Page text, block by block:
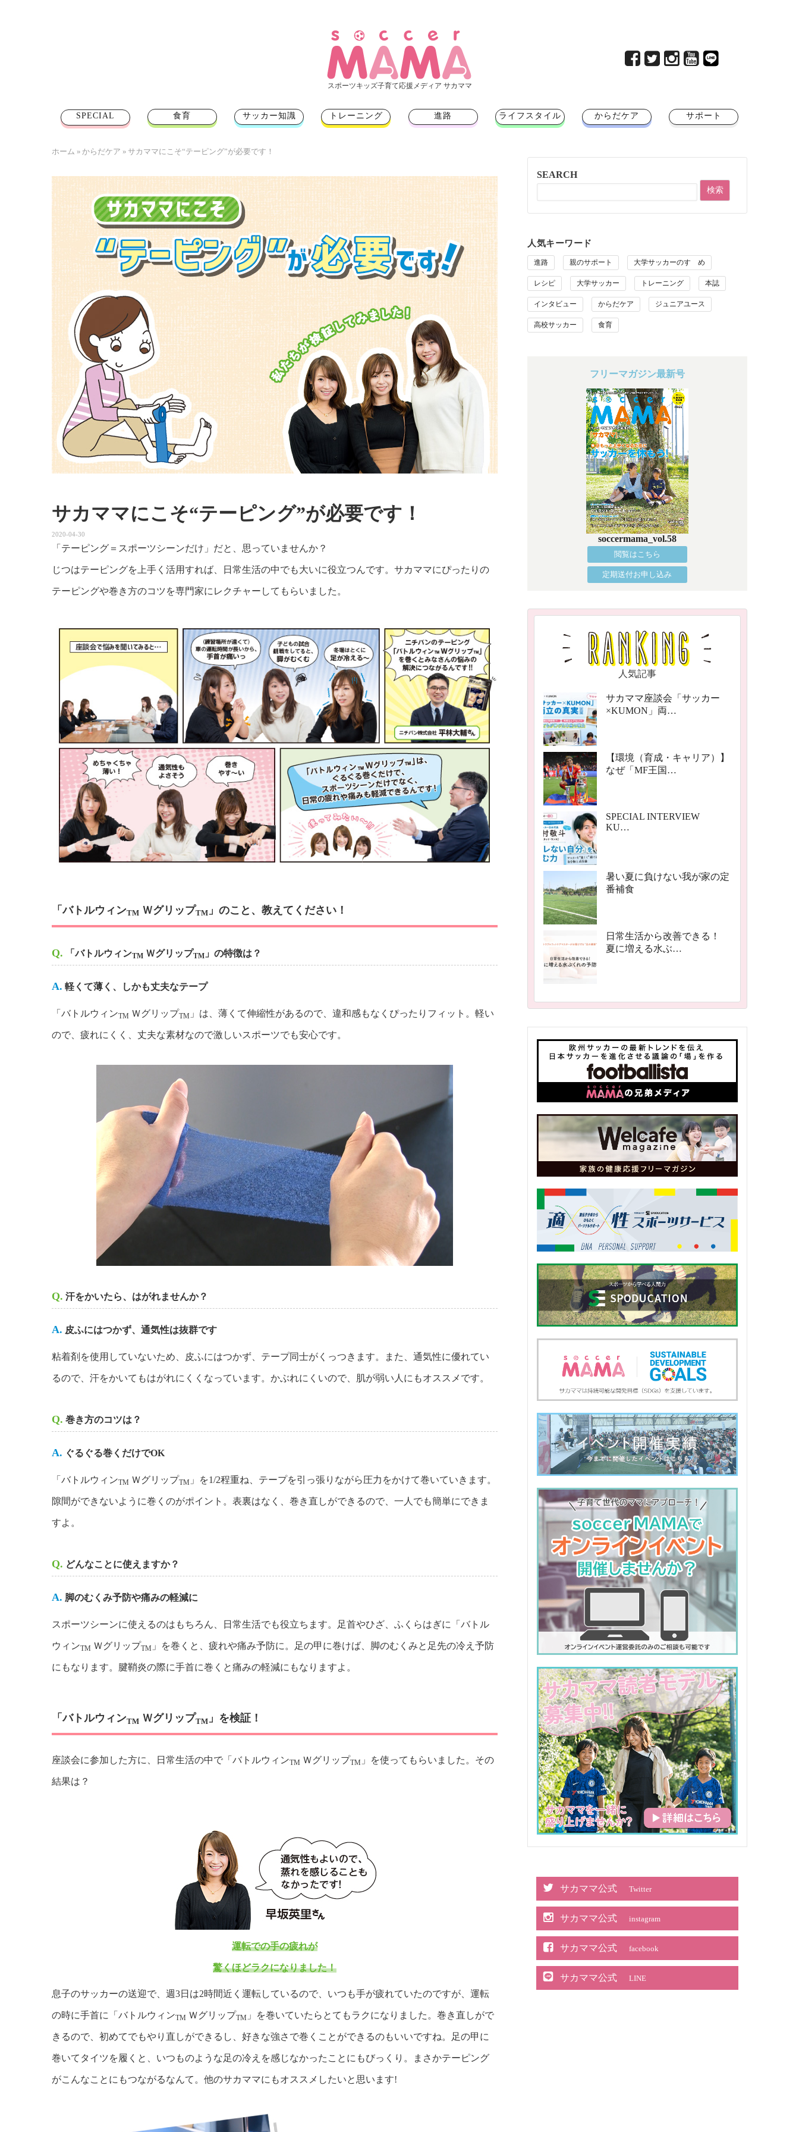
スポーツキッズ子育て応援メディア サカママ
SPECIAL 食育 サッカー知識 トレーニング 進路 ライフスタイル からだケア サポート
ホーム » からだケア » サカママにこそ“テーピング”が必要です！
サカママにこそ“テーピング”が必要です！
2020-04-30
「テーピング＝スポーツシーンだけ」だと、思っていませんか？
じつはテーピングを上手く活用すれば、日常生活の中でも大いに役立つんです。サカママにぴったりの
テーピングや巻き方のコツを専門家にレクチャーしてもらいました。
「バトルウィンTM ＷグリップTM 」のこと、教えてください！
Q. 「バトルウィンTM ＷグリップTM 」の特徴は？
A. 軽くて薄く、しかも丈夫なテープ
「バトルウィンTM ＷグリップTM 」は、薄くて伸縮性があるので、違和感もなくぴったりフィット。軽い
ので、疲れにくく、丈夫な素材なので激しいスポーツでも安心です。
Q. 汗をかいたら、はがれませんか？
A. 皮ふにはつかず、通気性は抜群です
粘着剤を使用していないため、皮ふにはつかず、テープ同士がくっつきます。また、通気性に優れてい
るので、汗をかいてもはがれにくくなっています。かぶれにくいので、肌が弱い人にもオススメです。
Q. 巻き方のコツは？
A. ぐるぐる巻くだけでOK
「バトルウィンTM ＷグリップTM 」を1/2程重ね、テープを引っ張りながら圧力をかけて巻いていきます。
隙間ができないように巻くのがポイント。表裏はなく、巻き直しができるので、一人でも簡単にできま
すよ。
Q. どんなことに使えますか？
A. 脚のむくみ予防や痛みの軽減に
スポーツシーンに使えるのはもちろん、日常生活でも役立ちます。足首やひざ、ふくらはぎに「バトル
ウィンTM ＷグリップTM 」を巻くと、疲れや痛み予防に。足の甲に巻けば、脚のむくみと足先の冷え予防
にもなります。腱鞘炎の際に手首に巻くと痛みの軽減にもなりますよ。
「バトルウィンTM ＷグリップTM 」を検証！
座談会に参加した方に、日常生活の中で「バトルウィンTM ＷグリップTM 」を使ってもらいました。その
結果は？
運転での手の疲れが
驚くほどラクになりました！
息子のサッカーの送迎で、週3日は2時間近く運転しているので、いつも手が疲れていたのですが、運転
の時に手首に「バトルウィンTM ＷグリップTM 」を巻いていたらとてもラクになりました。巻き直しがで
きるので、初めてでもやり直しができるし、好きな強さで巻くことができるのもいいですね。足の甲に
巻いてタイツを履くと、いつものような足の冷えを感じなかったことにもびっくり。まさかテーピング
がこんなことにもつながるなんて。他のサカママにもオススメしたいと思います!
SEARCH
人気キーワード
進路 親のサポート 大学サッカーのすゝめ
レシピ 大学サッカー トレーニング 本誌
インタビュー からだケア ジュニアユース
高校サッカー 食育
フリーマガジン最新号
soccermama_vol.58
閲覧はこちら
定期送付お申し込み
人気記事
サカママ座談会「サッカー
×KUMON」両…
【環境（育成・キャリア）】
なぜ「MF王国…
SPECIAL INTERVIEW
KU…
暑い夏に負けない我が家の定
番補食
日常生活から改善できる！
夏に増える水ぶ…
サカママ公式 Twitter
サカママ公式 instagram
サカママ公式 facebook
サカママ公式 LINE